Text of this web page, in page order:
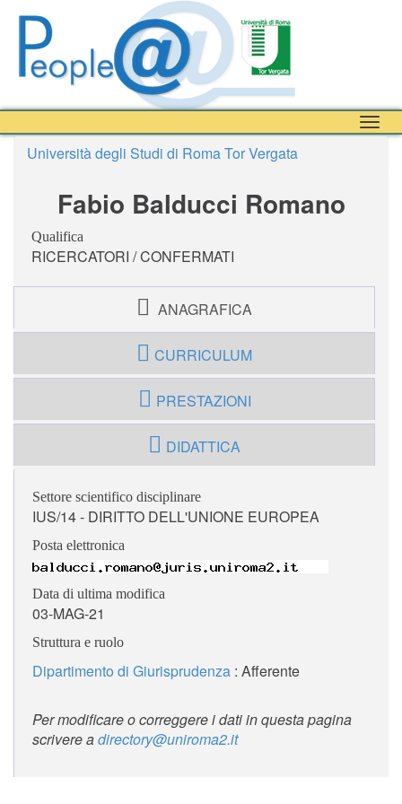
Università degli Studi di Roma Tor Vergata
Fabio Balducci Romano
Qualifica
RICERCATORI / CONFERMATI
ANAGRAFICA
CURRICULUM
PRESTAZIONI
DIDATTICA
Settore scientifico disciplinare
IUS/14 - DIRITTO DELL'UNIONE EUROPEA
Posta elettronica
Data di ultima modifica
03-MAG-21
Struttura e ruolo
Dipartimento di Giurisprudenza : Afferente
Per modificare o correggere i dati in questa pagina
scrivere adirectory@uniroma2.it